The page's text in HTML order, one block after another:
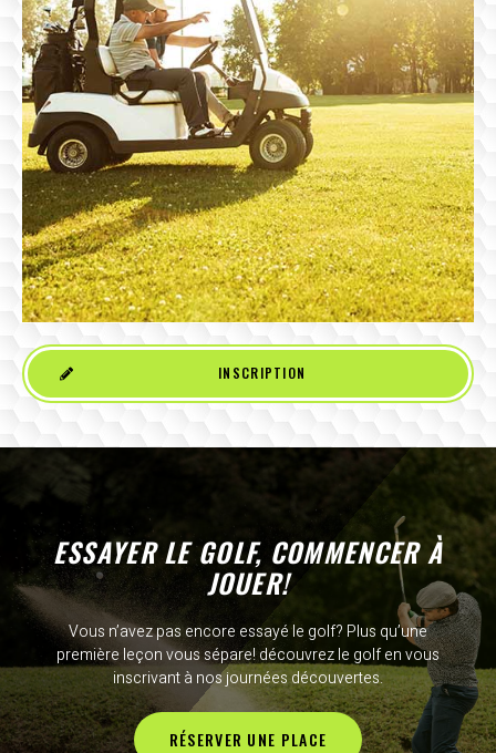
INSCRIPTION
ESSAYER LE GOLF, COMMENCER À
JOUER!
Vous n’avez pas encore essayé le golf? Plus qu’une
première leçon vous sépare! découvrez le golf en vous
inscrivant à nos journées découvertes.
RÉSERVER UNE PLACE